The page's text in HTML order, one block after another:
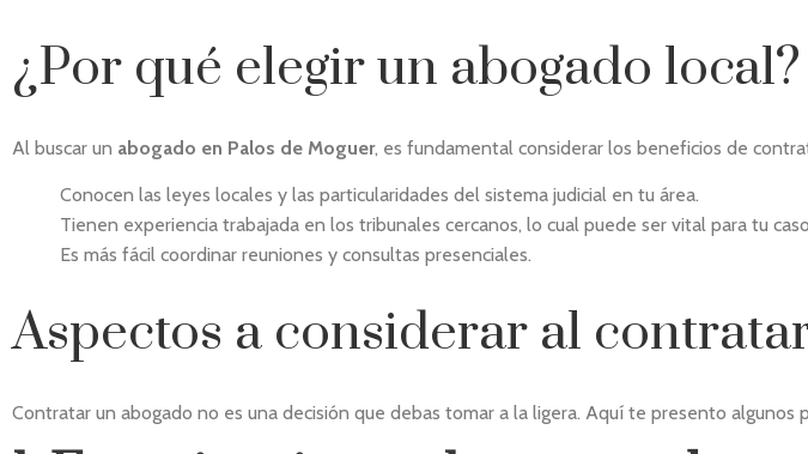
¿Por qué elegir un abogado local?
Al buscar un abogado en Palos de Moguer, es fundamental considerar los beneficios de
Conocen las leyes locales y las particularidades del sistema judicial en tu área.
Tienen experiencia trabajada en los tribunales cercanos, lo cual puede ser vital para tu
Es más fácil coordinar reuniones y consultas presenciales.
Aspectos a considerar al
Contratar un abogado no es una decisión que debas tomar a la ligera. Aquí te presento algunos